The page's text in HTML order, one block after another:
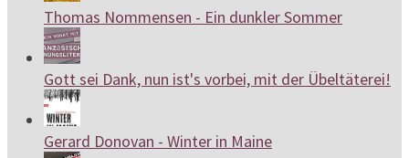
Thomas Nommensen - Ein dunkler Sommer
Gott sei Dank, nun ist's vorbei, mit der Übeltäterei!
Gerard Donovan - Winter in Maine